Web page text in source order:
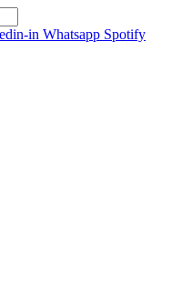
in Whatsapp Spotify